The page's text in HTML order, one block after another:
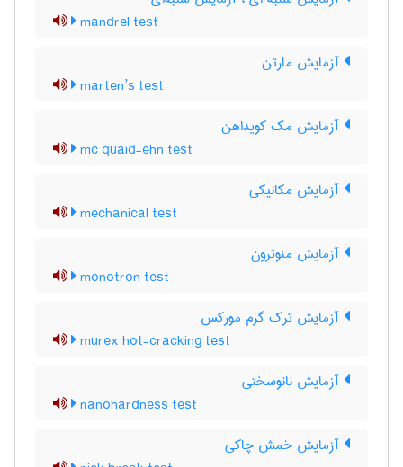
mandrel test
آزمایش مارتن
marten’s test
آزمایش مک کویداهن
mc quaid-ehn test
آزمایش مکانیکی
mechanical test
آزمایش منوترون
monotron test
آزمایش ترک گرم مورکس
murex hot-cracking test
آزمایش نانوسختی
nanohardness test
آزمایش خمش چاکی